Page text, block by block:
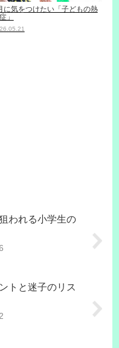
に気をつけたい「子どもの熱
」
われる小学生の
トと迷子のリス